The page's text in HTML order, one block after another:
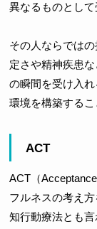
異なるものとして
その人ならでは
定さや精神疾患
の瞬間を受け入
環境を構築するこ
ACT
ACT（
フルネスの考え
知行動療法とも